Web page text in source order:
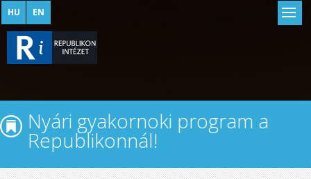
EN
HU
Nyári gyakornoki program a
Republikonnál!